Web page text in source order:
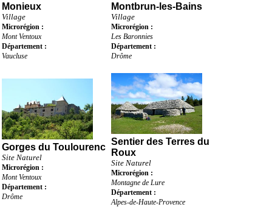
Monieux
Village
Microrégion :
Mont Ventoux
Département :
Vaucluse
Montbrun-les-Bains
Village
Microrégion :
Les Baronnies
Département :
Drôme
Gorges du Toulourenc
Site Naturel
Microrégion :
Mont Ventoux
Département :
Drôme
Sentier des Terres du
Roux
Site Naturel
Microrégion :
Montagne de Lure
Département :
Alpes-de-Haute-Provence